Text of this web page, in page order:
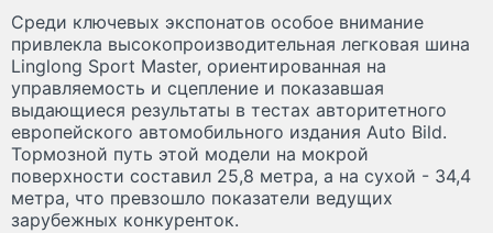
Среди ключевых экспонатов особое внимание
привлекла высокопроизводительная легковая шина
Linglong Sport Master, ориентированная на
управляемость и сцепление и показавшая
выдающиеся результаты в тестах авторитетного
европейского автомобильного издания Auto Bild.
Тормозной путь этой модели на мокрой
поверхности составил 25,8 метра, а на сухой - 34,4
метра, что превзошло показатели ведущих
зарубежных конкуренток.